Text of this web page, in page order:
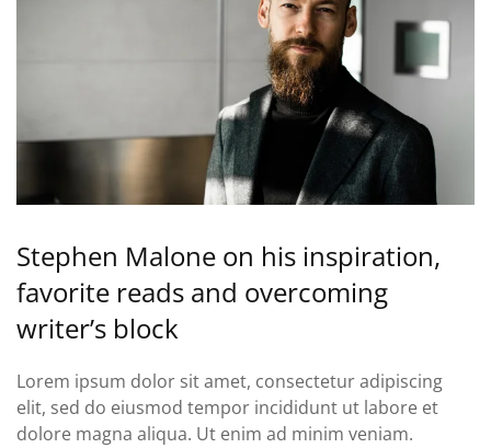
Stephen Malone on his inspiration,
favorite reads and overcoming
writer’s block
Lorem ipsum dolor sit amet, consectetur adipiscing
elit, sed do eiusmod tempor incididunt ut labore et
dolore magna aliqua. Ut enim ad minim veniam.